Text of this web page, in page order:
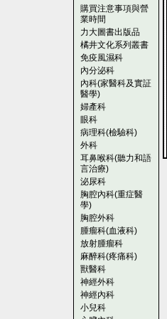
購買注意事項與營
業時間
力大圖書出版品
橘井文化系列叢書
免疫風濕科
內分泌科
內科(家醫科及實証
醫學)
婦產科
眼科
病理科(檢驗科)
外科
耳鼻喉科(聽力和語
言治療)
泌尿科
胸腔內科(重症醫
學)
胸腔外科
腫瘤科(血液科)
放射腫瘤科
麻醉科(疼痛科)
獸醫科
神經外科
神經內科
小兒科